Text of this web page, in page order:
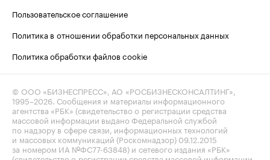
Пользовательское соглашение
Политика в отношении обработки персональных данных
Политика обработки файлов cookie
© ООО «БИЗНЕСПРЕСС», АО «РОСБИЗНЕСКОНСАЛТИНГ»,
1995–2026 . Сообщения и материалы информационного
агентства «РБК» (свидетельство о регистрации средства
массовой информации выдано Федеральной службой
по надзору в сфере связи, информационных технологий
и массовых коммуникаций (Роскомнадзор) 09.12.2015
за номером ИА №ФС77-63848) и сетевого издания «РБК»